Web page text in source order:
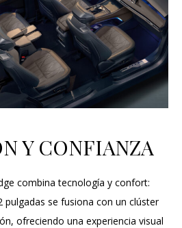
Y CONFIANZA
combina tecnología y confort:
pulgadas se fusiona con un clúster
ofreciendo una experiencia visual